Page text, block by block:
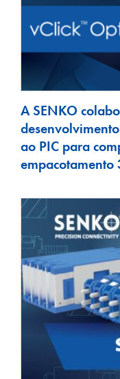
A SENKO
ao PIC para
empacotamento